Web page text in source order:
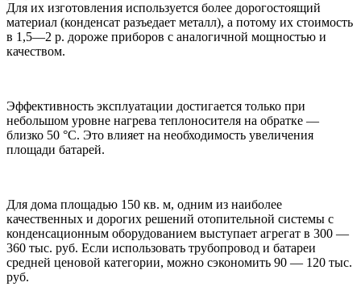
Для их изготовления используется более дорогостоящий
материал (конденсат разъедает металл), а потому их стоимость
в 1,5—2 р. дороже приборов с аналогичной мощностью и
качеством.
Эффективность эксплуатации достигается только при
небольшом уровне нагрева теплоносителя на обратке —
близко 50 °С. Это влияет на необходимость увеличения
площади батарей.
Для дома площадью 150 кв. м, одним из наиболее
качественных и дорогих решений отопительной системы с
конденсационным оборудованием выступает агрегат в 300 —
360 тыс. руб. Если использовать трубопровод и батареи
средней ценовой категории, можно сэкономить 90 — 120 тыс.
руб.